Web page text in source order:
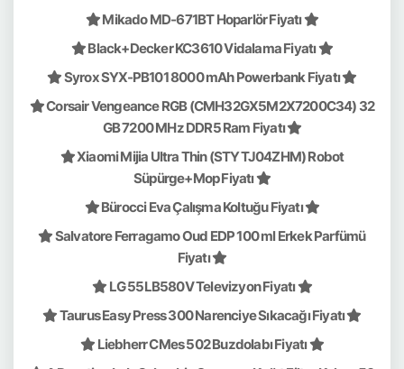
Mikado MD-671BT Hoparlör Fiyatı
Black+Decker KC3610 Vidalama Fiyatı
Syrox SYX-PB101 8000 mAh Powerbank Fiyatı
Corsair Vengeance RGB (CMH32GX5M2X7200C34) 32
GB 7200 MHz DDR5 Ram Fiyatı
Xiaomi Mijia Ultra Thin (STYTJ04ZHM) Robot
Süpürge+Mop Fiyatı
Bürocci Eva Çalışma Koltuğu Fiyatı
Salvatore Ferragamo Oud EDP 100 ml Erkek Parfümü
Fiyatı
LG 55LB580V Televizyon Fiyatı
Taurus Easy Press 300 Narenciye Sıkacağı Fiyatı
Liebherr CMes 502 Buzdolabı Fiyatı